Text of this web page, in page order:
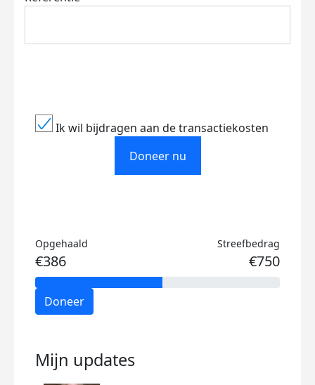
Ik wil bijdragen aan de transactiekosten
Doneer nu
Opgehaald
€386
Streefbedrag
€750
Doneer
Mijn updates